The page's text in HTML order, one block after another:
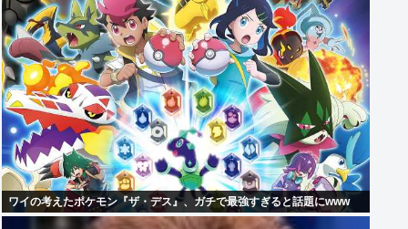
ワイの考えたポケモン『ザ・デス』、ガチで最強すぎると話題にwww